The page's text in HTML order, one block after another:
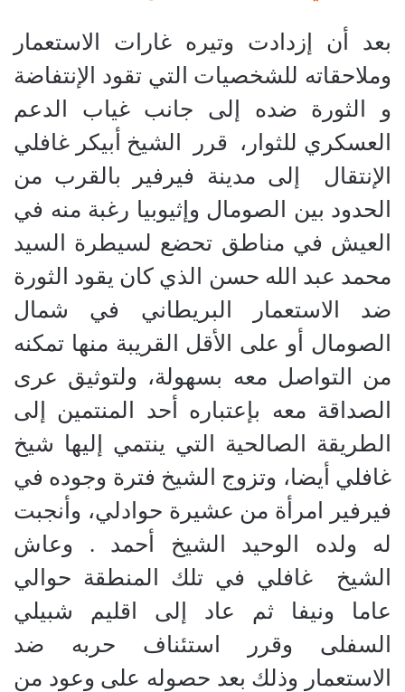
بعد أن إزدادت وتيره غارات الاستعمار
وملاحقاته للشخصيات التي تقود الإنتفاضة
و الثورة ضده إلى جانب غياب الدعم
العسكري للثوار، قرر الشيخ أبيكر غافلي
الإنتقال إلى مدينة فيرفير بالقرب من
الحدود بين الصومال وإثيوبيا رغبة منه في
العيش في مناطق تحضع لسيطرة السيد
محمد عبد الله حسن الذي كان يقود الثورة
ضد الاستعمار البريطاني في شمال
الصومال أو على الأقل القريبة منها تمكنه
من التواصل معه بسهولة، ولتوثيق عرى
الصداقة معه بإعتباره أحد المنتمين إلى
الطريقة الصالحية التي ينتمي إليها شيخ
غافلي أيضا، وتزوج الشيخ فترة وجوده في
فيرفير امرأة من عشيرة حوادلي، وأنجبت
له ولده الوحيد الشيخ أحمد . وعاش
الشيخ غافلي في تلك المنطقة حوالي
عاما ونيفا ثم عاد إلى اقليم شبيلي
السفلى وقرر استئناف حربه ضد
الاستعمار وذلك بعد حصوله على وعود من